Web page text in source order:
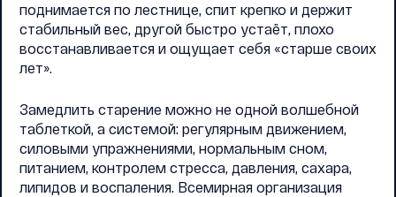
поднимается по лестнице, спит крепко и держит
стабильный вес, другой быстро устаёт, плохо
восстанавливается и ощущает себя «старше своих
лет».
Замедлить старение можно не одной волшебной
таблеткой, а системой: регулярным движением,
силовыми упражнениями, нормальным сном,
питанием, контролем стресса, давления, сахара,
липидов и воспаления. Всемирная организация